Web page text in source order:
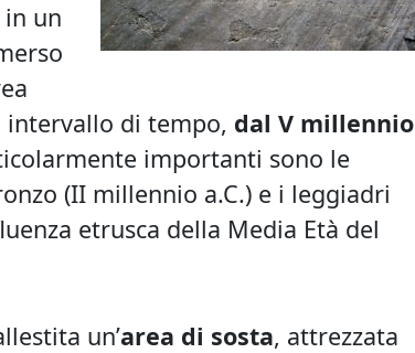
un
intervallo di tempo, dal V millennio
importanti sono le
(II millennio a.C.) e i leggiadri
etrusca della Media Età del
un’area di sosta, attrezzata